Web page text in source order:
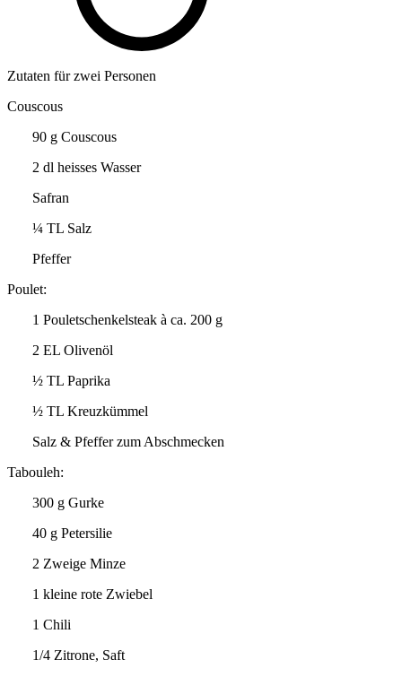
Zutaten für zwei Personen
Couscous
90 g Couscous
2 dl heisses Wasser
Safran
¼ TL Salz
Pfeffer
Poulet:
1 Pouletschenkelsteak à ca. 200 g
2 EL Olivenöl
½ TL Paprika
½ TL Kreuzkümmel
Salz & Pfeffer zum Abschmecken
Tabouleh:
300 g Gurke
40 g Petersilie
2 Zweige Minze
1 kleine rote Zwiebel
1 Chili
1/4 Zitrone, Saft